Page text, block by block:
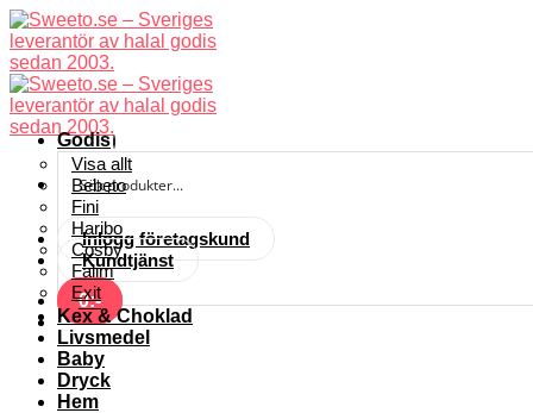
Skip
to
content
Inlogg företagskund
Kundtjänst
0:-
Godis
Visa allt
Bebeto
Fini
Haribo
Cosby
Falim
Exit
Kex & Choklad
Livsmedel
Baby
Dryck
Hem